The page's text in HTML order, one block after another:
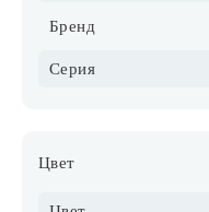
Бренд
Серия
Цвет